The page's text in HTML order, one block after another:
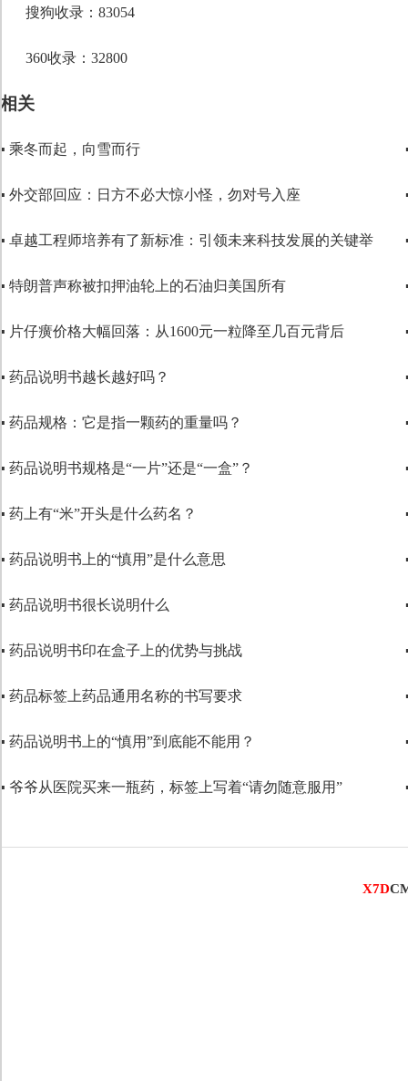
搜狗收录：83054
360收录：32800
相关
▪ 乘冬而起，向雪而行
▪ 外交部回应：日方不必大惊小怪，勿对号入座
▪ 卓越工程师培养有了新标准：引领未来科技发展的关键举
▪ 特朗普声称被扣押油轮上的石油归美国所有
▪ 片仔癀价格大幅回落：从1600元一粒降至几百元背后
▪ 药品说明书越长越好吗？
▪ 药品规格：它是指一颗药的重量吗？
▪ 药品说明书规格是“一片”还是“一盒”？
▪ 药上有“米”开头是什么药名？
▪ 药品说明书上的“慎用”是什么意思
▪ 药品说明书很长说明什么
▪ 药品说明书印在盒子上的优势与挑战
▪ 药品标签上药品通用名称的书写要求
▪ 药品说明书上的“慎用”到底能不能用？
▪ 爷爷从医院买来一瓶药，标签上写着“请勿随意服用”
X7D